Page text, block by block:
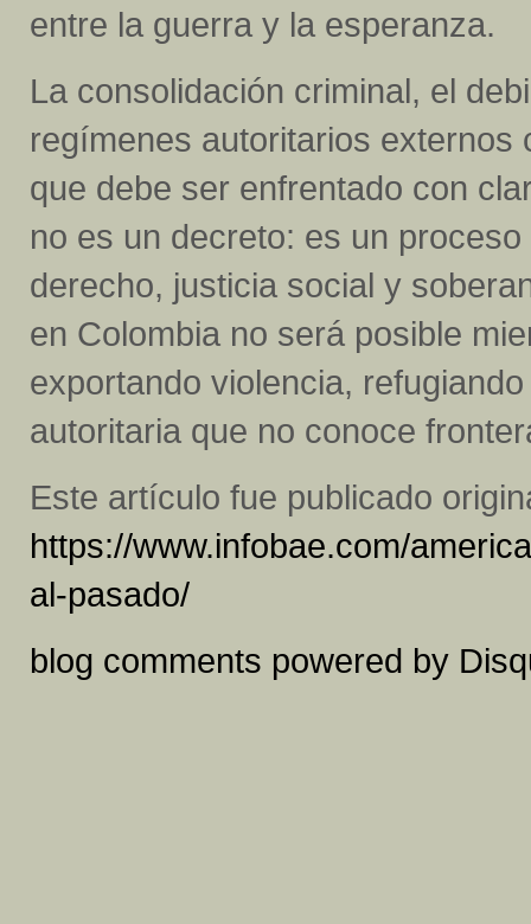
entre la guerra y la esperanza.
La consolidación criminal, el
regímenes autoritarios externos
que debe ser enfrentado con
no es un decreto: es un
derecho, justicia social y
en Colombia no será posible
exportando violencia,
autoritaria que no conoce
Este artículo fue publicado
https://www.infobae.com/
al-pasado/
blog comments powered by